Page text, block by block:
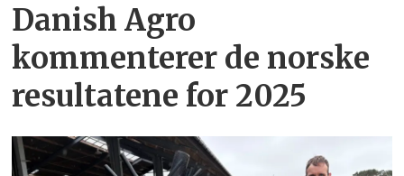
Danish Agro
kommenterer de norske
resultatene for 2025